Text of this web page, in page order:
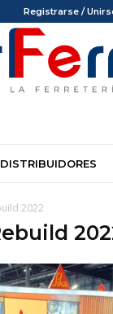
Registrarse /
Iberferr
DISTRIBUIDORES
2022